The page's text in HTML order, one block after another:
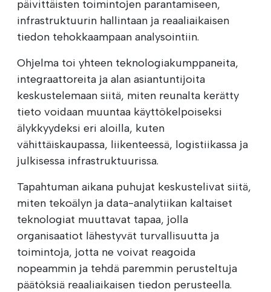
päivittäisten toimintojen parantamiseen,
infrastruktuurin hallintaan ja reaaliaikaisen
tiedon tehokkaampaan analysointiin.
Ohjelma toi yhteen teknologiakumppaneita,
integraattoreita ja alan asiantuntijoita
keskustelemaan siitä, miten reunalta kerätty
tieto voidaan muuntaa käyttökelpoiseksi
älykkyydeksi eri aloilla, kuten
vähittäiskaupassa, liikenteessä, logistiikassa ja
julkisessa infrastruktuurissa.
Tapahtuman aikana puhujat keskustelivat siitä,
miten tekoälyn ja data-analytiikan kaltaiset
teknologiat muuttavat tapaa, jolla
organisaatiot lähestyvät turvallisuutta ja
toimintoja, jotta ne voivat reagoida
nopeammin ja tehdä paremmin perusteltuja
päätöksiä reaaliaikaisen tiedon perusteella.